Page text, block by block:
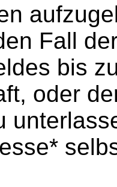
Fall
bis
oder